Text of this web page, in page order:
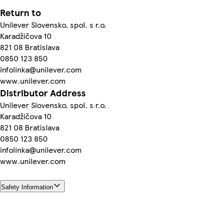
Return to
Unilever Slovensko, spol. s r.o.
Karadžičova 10
821 08 Bratislava
0850 123 850
infolinka@unilever.com
www.unilever.com
Distributor Address
Unilever Slovensko, spol. s r.o.
Karadžičova 10
821 08 Bratislava
0850 123 850
infolinka@unilever.com
www.unilever.com
Safety Information